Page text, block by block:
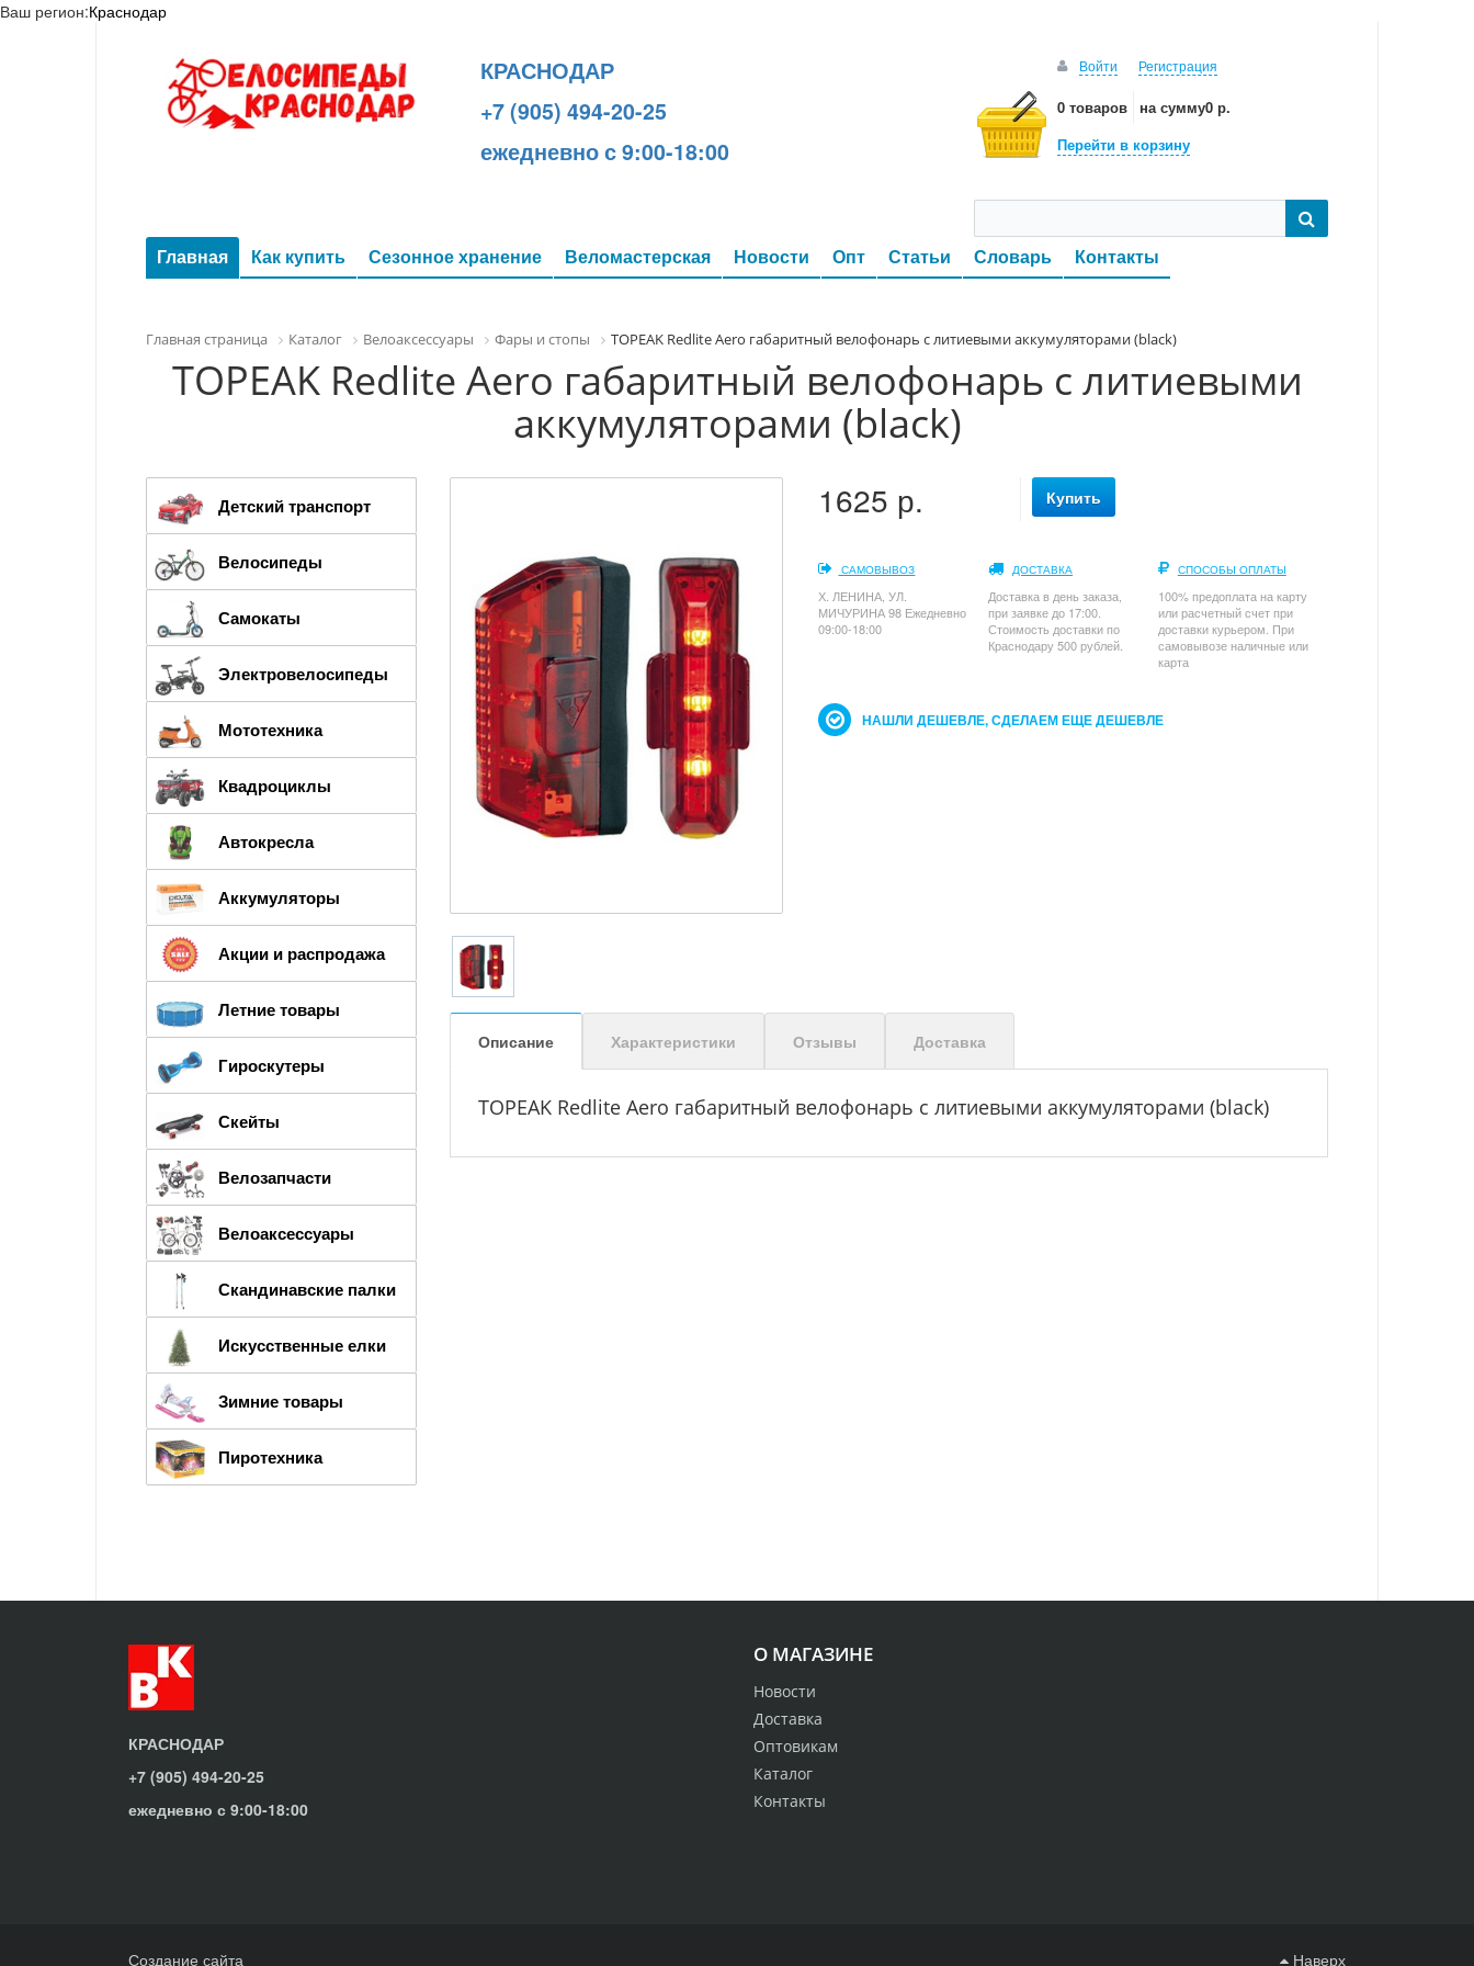
Ваш регион:Краснодар
КРАСНОДАР
+7 (905) 494-20-25
ежедневно с 9:00-18:00
Войти Регистрация
0 товаров на сумму0 р.
Перейти в корзину
Главная Как купить Сезонное хранение Веломастерская Новости Опт Статьи Словарь Контакты
Главная страница Каталог Велоаксессуары Фары и стопы TOPEAK Redlite Aero габаритный велофонарь с литиевыми аккумуляторами (black)
TOPEAK Redlite Aero габаритный велофонарь с литиевыми
аккумуляторами (black)
1625 р. Купить
САМОВЫВОЗ
Х. ЛЕНИНА, УЛ.
МИЧУРИНА 98 Ежедневно
09:00-18:00
ДОСТАВКА
Доставка в день заказа,
при заявке до 17:00.
Стоимость доставки по
Краснодару 500 рублей.
СПОСОБЫ ОПЛАТЫ
100% предоплата на карту
или расчетный счет при
доставки курьером. При
самовывозе наличные или
карта
НАШЛИ ДЕШЕВЛЕ, СДЕЛАЕМ ЕЩЕ ДЕШЕВЛЕ
Описание Характеристики Отзывы Доставка
TOPEAK Redlite Aero габаритный велофонарь с литиевыми аккумуляторами (black)
Детский транспорт
Велосипеды
Самокаты
Электровелосипеды
Мототехника
Квадроциклы
Автокресла
Аккумуляторы
Акции и распродажа
Летние товары
Гироскутеры
Скейты
Велозапчасти
Велоаксессуары
Скандинавские палки
Искусственные елки
Зимние товары
Пиротехника
О МАГАЗИНЕ
Новости
Доставка
Оптовикам
Каталог
Контакты
КРАСНОДАР
+7 (905) 494-20-25
ежедневно с 9:00-18:00
Создание сайта Наверх